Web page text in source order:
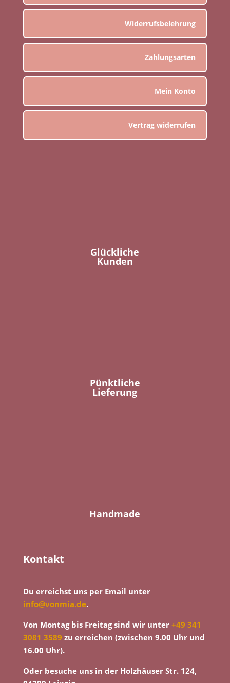
Widerrufsbelehrung
Zahlungsarten
Mein Konto
Vertrag widerrufen
Glückliche
Kunden
Pünktliche
Lieferung
Handmade
Kontakt
Du erreichst uns per Email unter
info@vonmia.de.
Von Montag bis Freitag sind wir unter +49 341
3081 3589 zu erreichen (zwischen 9.00 Uhr und
16.00 Uhr).
Oder besuche uns in der Holzhäuser Str. 124,